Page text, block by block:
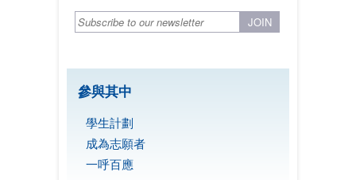
參與其中
學生計劃
成為志願者
一呼百應